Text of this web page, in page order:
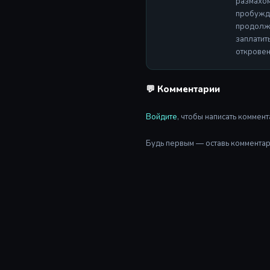
💬 Комментарии
Войдите, чтобы написать
Будь первым — оставь